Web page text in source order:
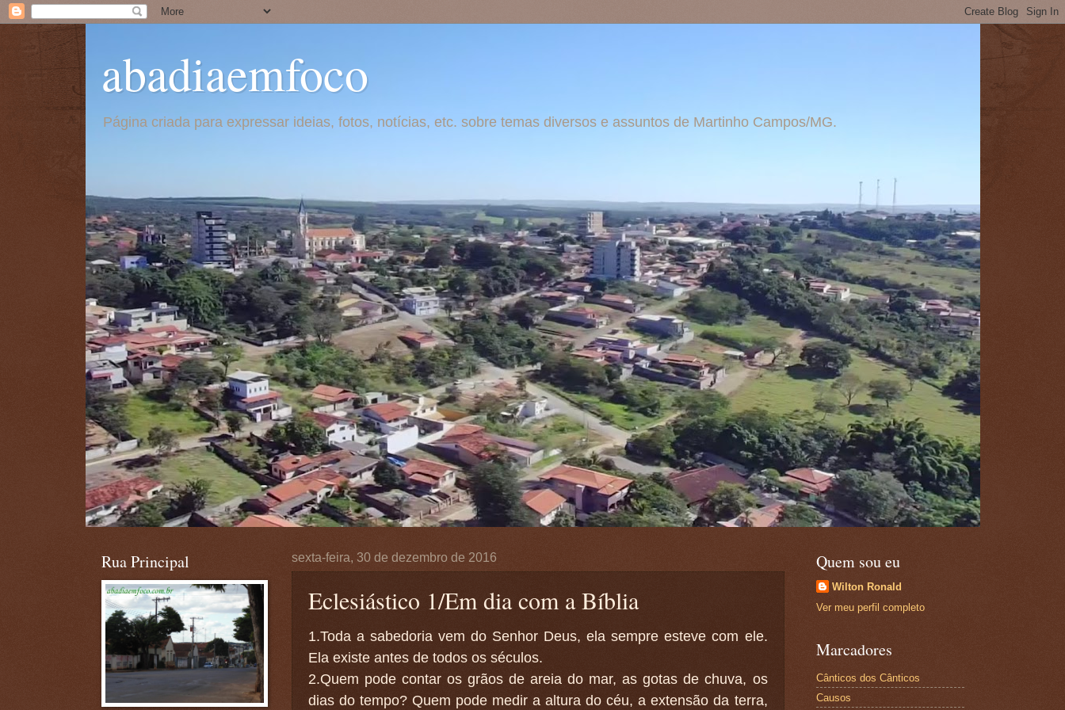
abadiaemfoco
Página criada para expressar ideias, fotos, notícias, etc. sobre temas diversos e assuntos de Martinho Campos/MG.
sexta-feira, 30 de dezembro de 2016
Eclesiástico 1/Em dia com a Bíblia
1.Toda a sabedoria vem do Senhor Deus, ela sempre esteve com ele.
Ela existe antes de todos os séculos.
2.Quem pode contar os grãos de areia do mar, as gotas de chuva, os
dias do tempo? Quem pode medir a altura do céu, a extensão da terra,
Rua Principal Quem sou eu
Wilton Ronald
Ver meu perfil completo
Marcadores
Cânticos dos Cânticos
Causos